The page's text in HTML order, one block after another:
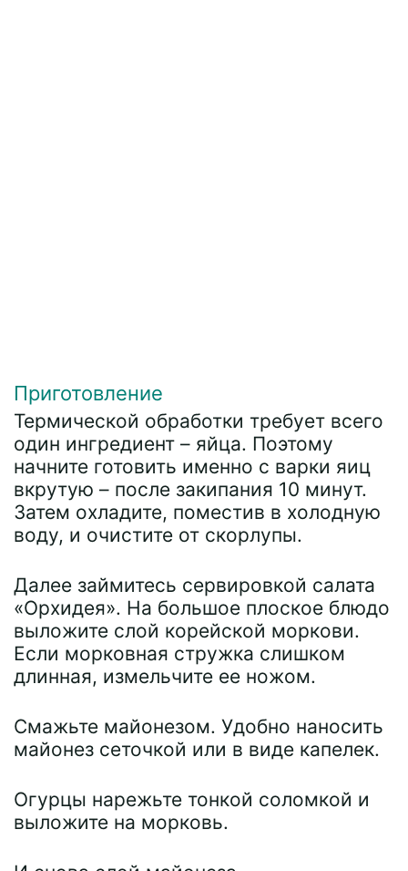
Приготовление
Термической обработки требует всего
один ингредиент – яйца. Поэтому
начните готовить именно с варки яиц
вкрутую – после закипания 10 минут.
Затем охладите, поместив в холодную
воду, и очистите от скорлупы.
Далее займитесь сервировкой салата
«Орхидея». На большое плоское блюдо
выложите слой корейской моркови.
Если морковная стружка слишком
длинная, измельчите ее ножом.
Смажьте майонезом. Удобно наносить
майонез сеточкой или в виде капелек.
Огурцы нарежьте тонкой соломкой и
выложите на морковь.